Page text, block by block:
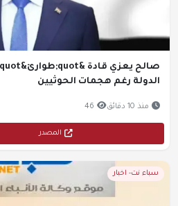
الدولة رغم هجمات الحوثيين
منذ 10 دقائق 46
المصدر
سباء نت- اخبار